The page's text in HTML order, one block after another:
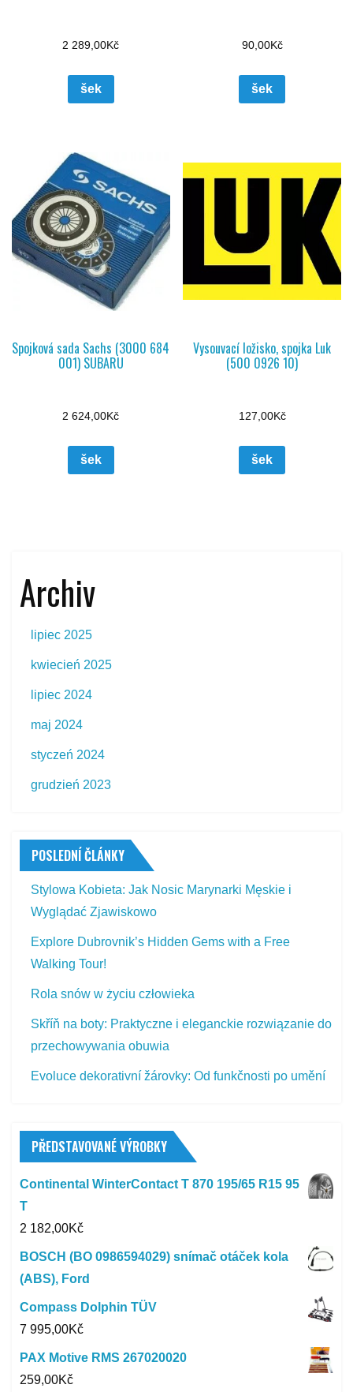
2 289,00Kč
šek
90,00Kč
šek
Spojková sada Sachs (3000 684
001) SUBARU
2 624,00Kč
šek
Vysouvací ložisko, spojka Luk
(500 0926 10)
127,00Kč
šek
Archiv
lipiec 2025
kwiecień 2025
lipiec 2024
maj 2024
styczeń 2024
grudzień 2023
POSLEDNÍ ČLÁNKY
Stylowa Kobieta: Jak Nosic Marynarki Męskie i
Wyglądać Zjawiskowo
Explore Dubrovnik’s Hidden Gems with a Free
Walking Tour!
Rola snów w życiu człowieka
Skříň na boty: Praktyczne i eleganckie rozwiązanie do
przechowywania obuwia
Evoluce dekorativní žárovky: Od funkčnosti po umění
PŘEDSTAVOVANÉ VÝROBKY
Continental WinterContact T 870 195/65 R15 95
T
2 182,00Kč
BOSCH (BO 0986594029) snímač otáček kola
(ABS), Ford
Compass Dolphin TÜV
7 995,00Kč
PAX Motive RMS 267020020
259,00Kč